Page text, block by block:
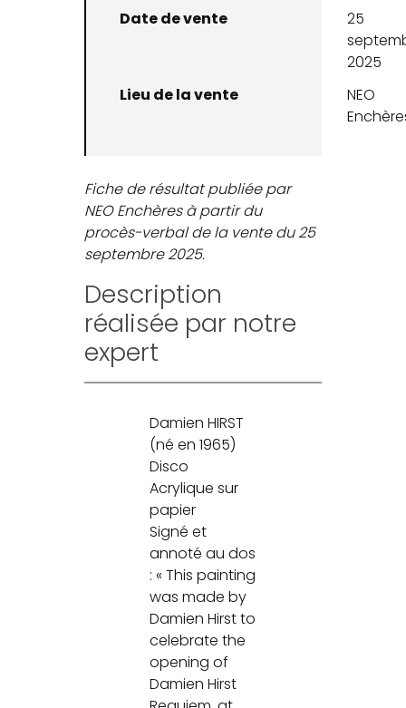
Date de vente
25
2025
Lieu de la vente
NEO
Fiche de résultat publiée par
NEO Enchères à partir du
procès-verbal de la vente du 25
septembre 2025.
Description
réalisée par notre
expert
Damien HIRST
(né en 1965)
Disco
Acrylique sur
papier
Signé et
annoté au dos
: « This painting
was made by
Damien Hirst to
celebrate the
opening of
Damien Hirst